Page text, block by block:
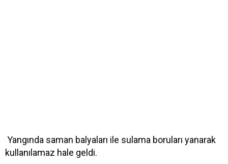
Yangında saman balyaları ile sulama boruları yanarak
kullanılamaz hale geldi.